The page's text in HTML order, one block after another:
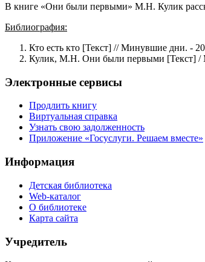
В книге «Они были первыми» М.Н. Кулик
Библиография:
Кто есть кто [Текст] // Минувшие дни. -
Кулик, М.Н. Они были первыми [Текст] /
Электронные сервисы
Продлить книгу
Виртуальная справка
Узнать свою задолженность
Приложение «Госуслуги. Решаем вместе»
Информация
Детская библиотека
Web-каталог
О библиотеке
Карта сайта
Учредитель